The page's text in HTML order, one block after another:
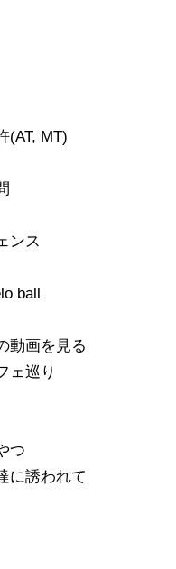
(AT, MT)
ンス
ball
動画を見る
ェ巡り
つ
に誘われて